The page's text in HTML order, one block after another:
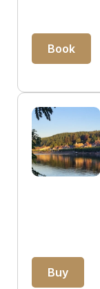
Book
Buy